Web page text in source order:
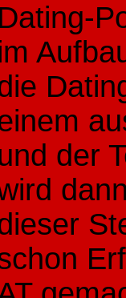
Dating-
der